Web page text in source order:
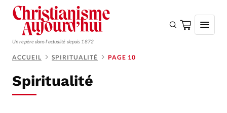
Un repère dans l'actualité depuis 1872
Monde
ACCUEIL SPIRITUALITÉ PAGE 10
Spiritualité